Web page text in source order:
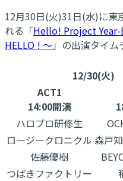
12月30日(火)31日(水)に東
れる「Hello! Project Year-
HELLO ! ～」の出演タイム
12/30(火)
ACT1
14:00開演
ハロプロ研修生
ロージークロニクル 森戸
佐藤優樹
つばきファクトリー